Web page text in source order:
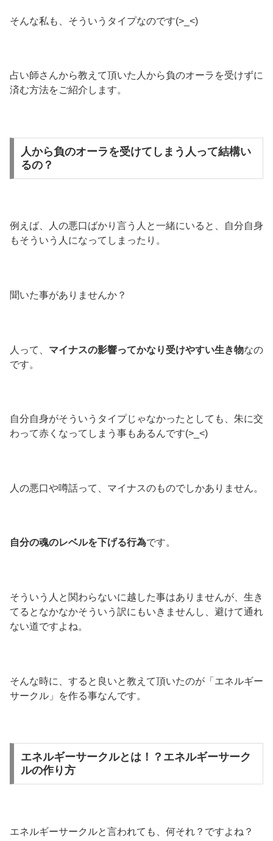
そんな私も、そういうタイプなのです(>_<)
占い師さんから教えて頂いた人から負のオーラを受けずに
済む方法をご紹介します。
人から負のオーラを受けてしまう人って結構い
るの？
例えば、人の悪口ばかり言う人と一緒にいると、自分自身
もそういう人になってしまったり。
聞いた事がありませんか？
人って、 マイナスの影響ってかなり受けやすい生き物なの
です。
自分自身がそういうタイプじゃなかったとしても、朱に交
わって赤くなってしまう事もあるんです(>_<)
人の悪口や噂話って、マイナスのものでしかありません。
自分の魂のレベルを下げる行為です。
そういう人と関わらないに越した事はありませんが、生き
てるとなかなかそういう訳にもいきませんし、避けて通れ
ない道ですよね。
そんな時に、すると良いと教えて頂いたのが「エネルギー
サークル」を作る事なんです。
エネルギーサークルとは！？エネルギーサーク
ルの作り方
エネルギーサークルと言われても、何それ？ですよね？